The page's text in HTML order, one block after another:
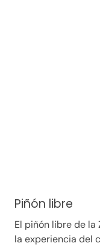
Piñón libre
El piñón libre de
la experiencia del